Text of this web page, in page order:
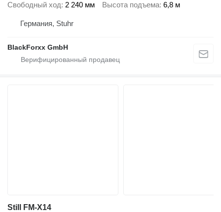
Свободный ход 2 240 мм Высота подъема 6,8 м
Германия, Stuhr
BlackForxx GmbH
Still FM-X14